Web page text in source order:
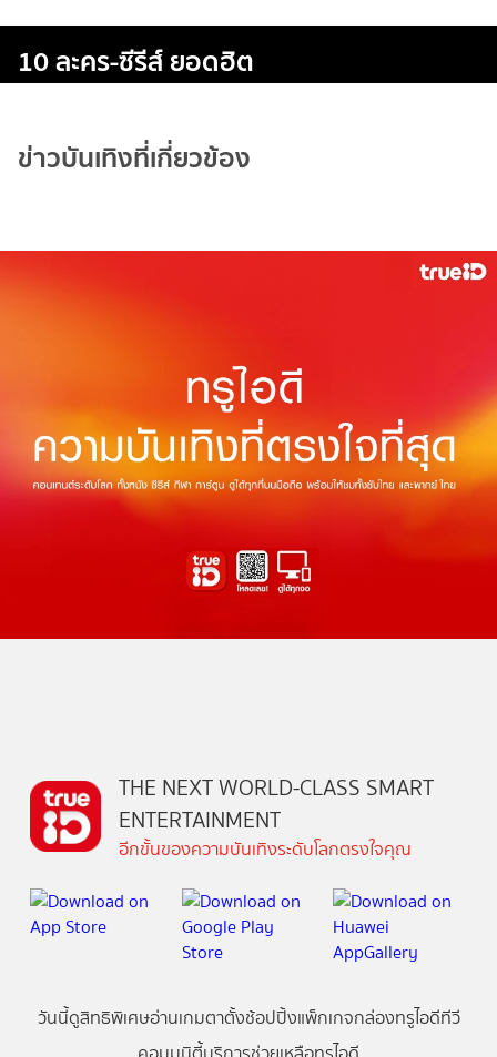
10 ละคร-ซีรีส์ ยอดฮิต
ข่าวบันเทิงที่เกี่ยวข้อง
THE NEXT WORLD-CLASS SMART
ENTERTAINMENT
อีกขั้นของความบันเทิงระดับโลกตรงใจคุณ
วันนี้ดูสิทธิพิเศษอ่านเกมตาตั้งช้อปปิ้งแพ็กเกจกล่องทรูไอดีทีวี